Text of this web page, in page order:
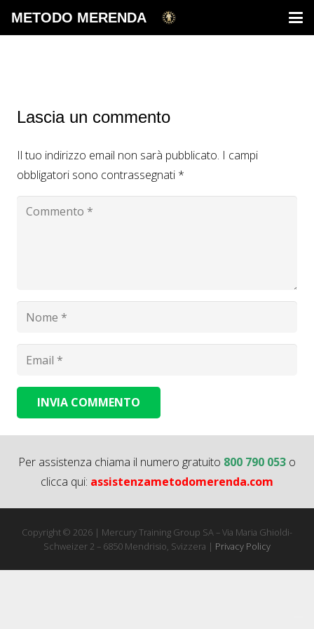
METODO MERENDA
Lascia un commento
Il tuo indirizzo email non sarà pubblicato. I campi
obbligatori sono contrassegnati *
INVIA COMMENTO
Per assistenza chiama il numero gratuito 800 790 053 o
clicca qui: assistenzametodomerenda.com
Copyright © 2026 | Mercury Training Group SA – Via Maria Ghioldi-
Schweizer 2 – 6850 Mendrisio, Svizzera | Privacy Policy